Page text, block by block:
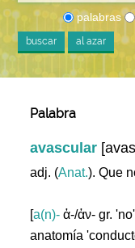
palabras
buscar al azar
Palabra
avascular
adj. (Anat.). Que
[a(n)- ἀ-/ἀν- gr.
anatomía